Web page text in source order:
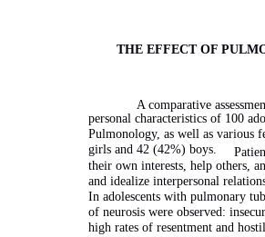
THE EFFECT OF
A comparative
personal characteristics of 100
Pulmonology, as well as various
girls and 42 (42%) boys.
their own interests, help others,
and idealize interpersonal
In adolescents with pulmonary
of neurosis were observed:
high rates of resentment and